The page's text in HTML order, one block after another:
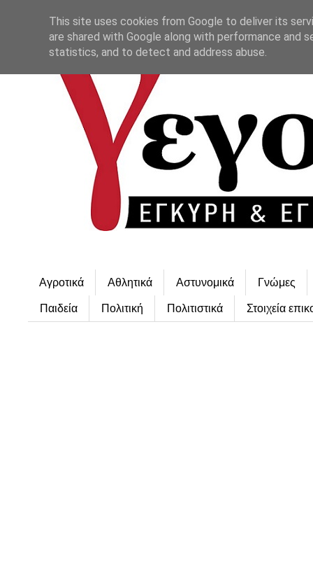
Αγροτικά Αθλητικά Αστυνομικά Γνώμες
Παιδεία Πολιτική Πολιτιστικά Στοιχεία
This site uses cookies from Google to deliver its
are shared with Google along with performance and
statistics, and to detect and address abuse.